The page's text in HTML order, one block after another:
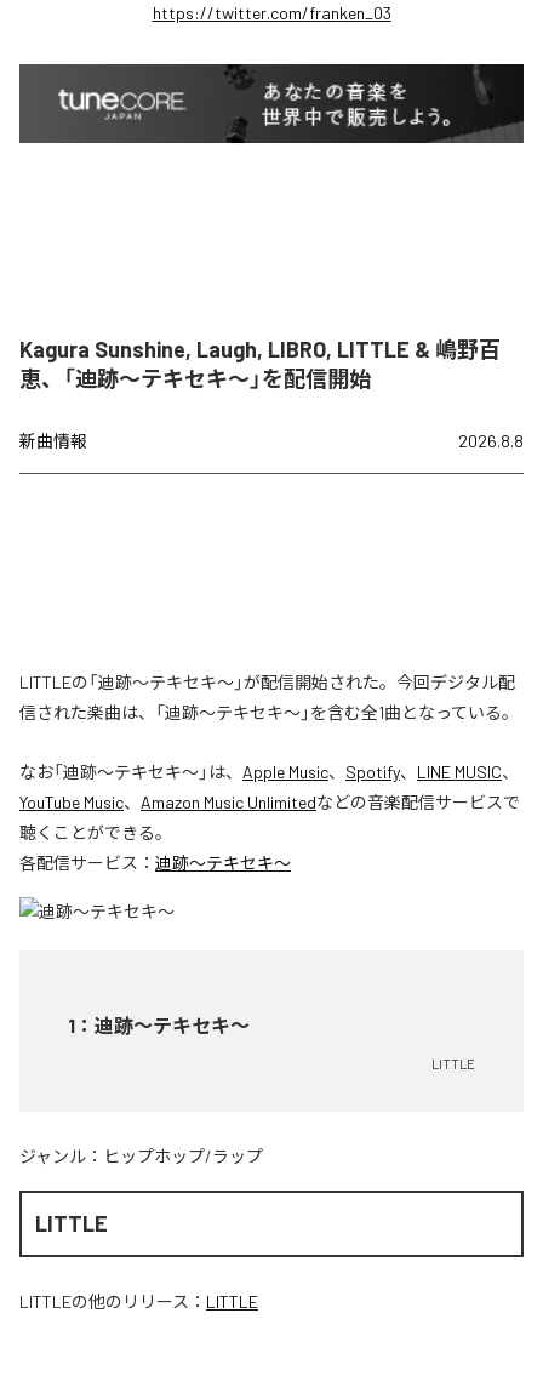
https://twitter.com/franken_03
Kagura Sunshine, Laugh, LIBRO, LITTLE & 嶋野百
恵、「迪跡〜テキセキ〜」を配信開始
新曲情報 2026.8.8
LITTLEの「迪跡〜テキセキ〜」が配信開始された。今回デジタル配
信された楽曲は、「迪跡〜テキセキ〜」を含む全1曲となっている。
なお「迪跡〜テキセキ〜」は、 Apple Music、 Spotify、 LINE MUSIC、
YouTube Music、 Amazon Music Unlimitedなどの音楽配信サービスで
聴くことができる。
各配信サービス： 迪跡〜テキセキ〜
1 ： 迪跡〜テキセキ〜
LITTLE
ジャンル： ヒップホップ/ラップ
LITTLE
LITTLEの他のリリース： LITTLE